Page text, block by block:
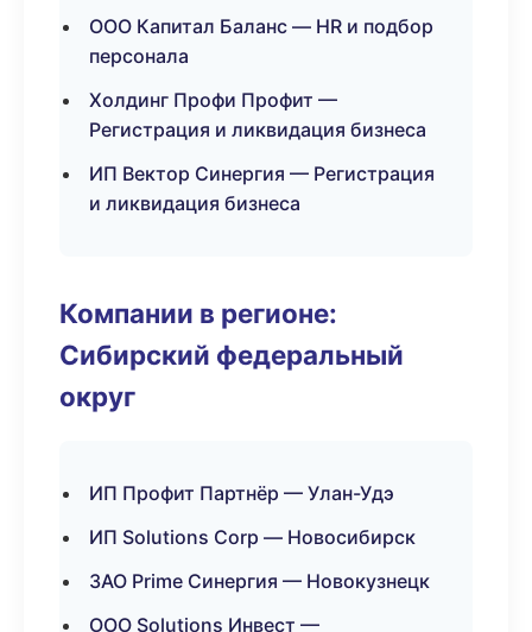
ООО Капитал Баланс — HR и подбор
персонала
Холдинг Профи Профит —
Регистрация и ликвидация бизнеса
ИП Вектор Синергия — Регистрация
и ликвидация бизнеса
Компании в регионе:
Сибирский федеральный
округ
ИП Профит Партнёр — Улан-Удэ
ИП Solutions Corp — Новосибирск
ЗАО Prime Синергия — Новокузнецк
ООО Solutions Инвест —